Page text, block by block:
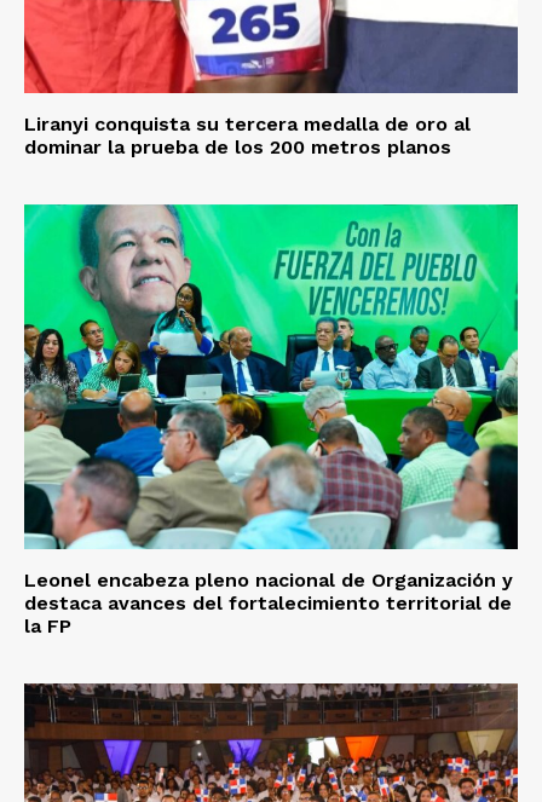
Liranyi conquista su tercera medalla de oro al
dominar la prueba de los 200 metros planos
Leonel encabeza pleno nacional de Organización y
destaca avances del fortalecimiento territorial de
la FP